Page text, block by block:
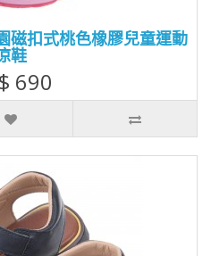
磁扣式桃色橡膠兒童運動
鞋
690